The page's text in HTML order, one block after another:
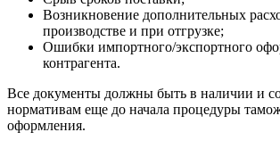
Возникновение дополнительных
производстве и при отгрузке;
Ошибки импортного/экспортного
контрагента.
Все документы должны быть в наличии и
нормативам еще до начала процедуры
оформления.